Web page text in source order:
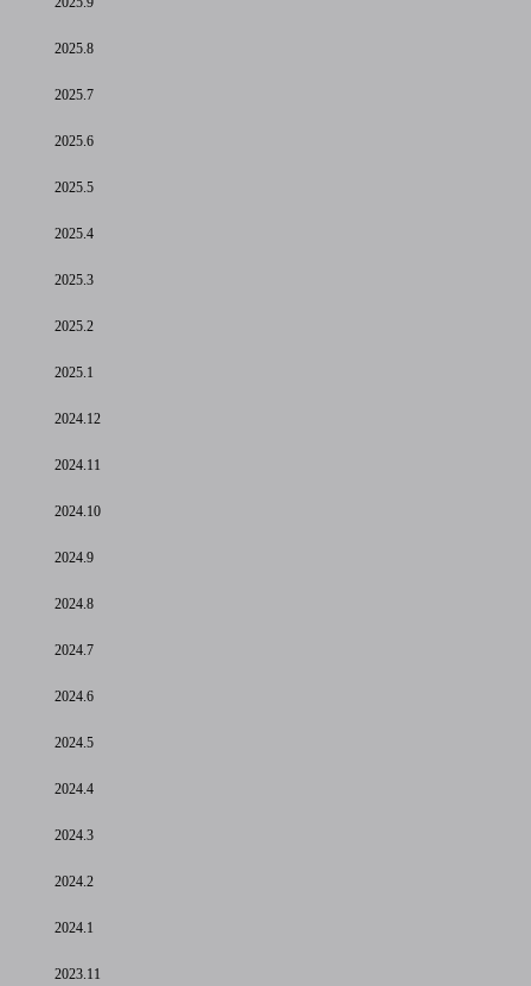
2025.8
2025.7
2025.6
2025.5
2025.4
2025.3
2025.2
2025.1
2024.12
2024.11
2024.10
2024.9
2024.8
2024.7
2024.6
2024.5
2024.4
2024.3
2024.2
2024.1
2023.11